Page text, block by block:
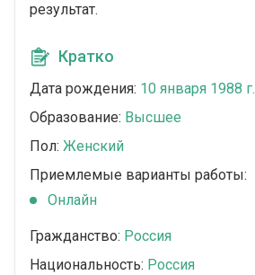
результат.
Кратко
Дата рождения: 10 января 1988 г.
Образование: Высшее
Пол: Женский
Приемлемые варианты работы:
Онлайн
Гражданство: Россия
Национальность: Россия